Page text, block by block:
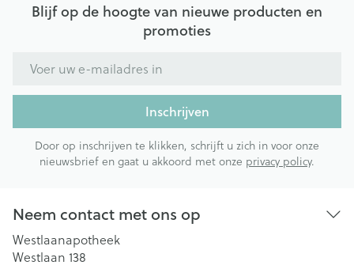
Blijf op de hoogte van nieuwe producten en
promoties
Inschrijven
Door op inschrijven te klikken, schrijft u zich in voor onze
nieuwsbrief en gaat u akkoord met onze privacy policy.
Neem contact met ons op
Westlaanapotheek
Westlaan 138